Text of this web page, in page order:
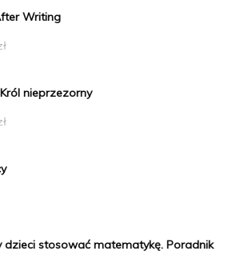
Writing
nieprzezorny
dzieci stosować matematykę. Poradnik